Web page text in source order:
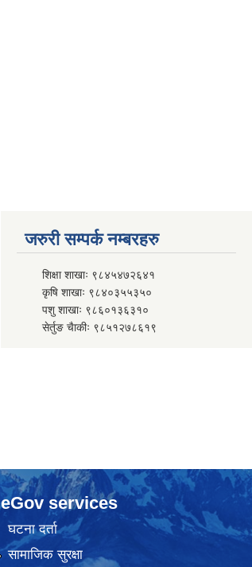
जरुरी सम्पर्क नम्बरहरु
शिक्षा शाखाः ९८४५४७२६४१
कृषि शाखाः ९८४०३५५३५०
पशु शाखाः ९८६०१३६३१०
सेर्तुङ चैाकीः ९८५१२७८६१९
eGov services
घटना दर्ता
सामाजिक सुरक्षा